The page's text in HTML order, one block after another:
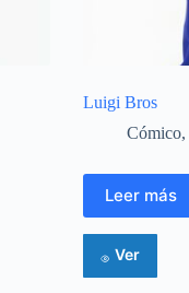
Luigi Bros
Cómico,
Leer más
Ver